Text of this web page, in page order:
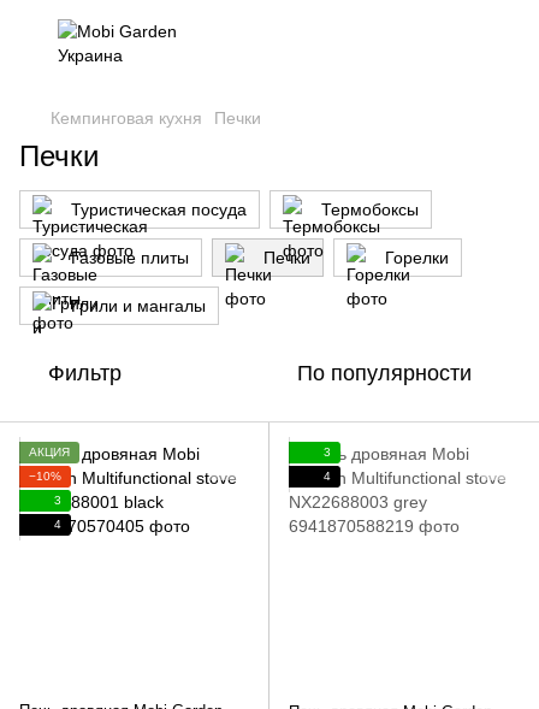
Кемпинговая кухня Печки
Печки
Туристическая посуда Термобоксы
Газовые плиты Печки Горелки
Грили и мангалы
Фильтр По популярности
АКЦИЯ
−10%
3
4
3
4